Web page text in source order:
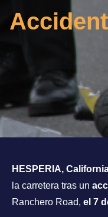
HESPERIA,
la carretera tras un
Ranchero Road, el 7